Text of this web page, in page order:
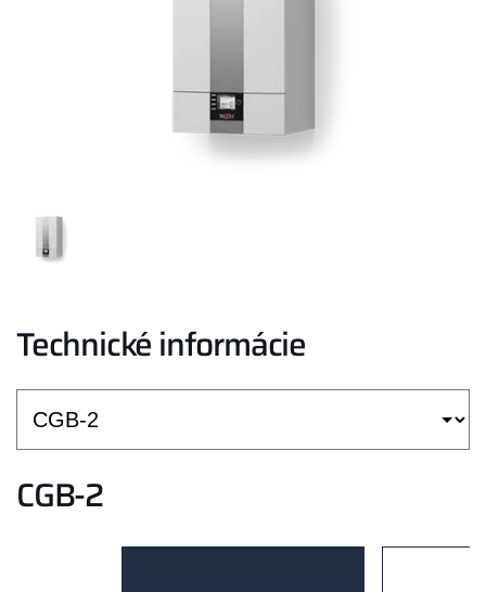
Technické informácie
CGB-2